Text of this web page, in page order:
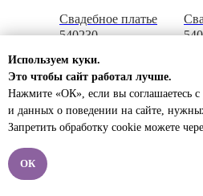
Свадебное платье
540230
39 990 р.
Используем куки.
Это чтобы сайт работал лучше.
Нажмите «ОК», если вы соглашаетесь с
и данных о поведении на сайте,
Запретить обработку cookie можете
ОК